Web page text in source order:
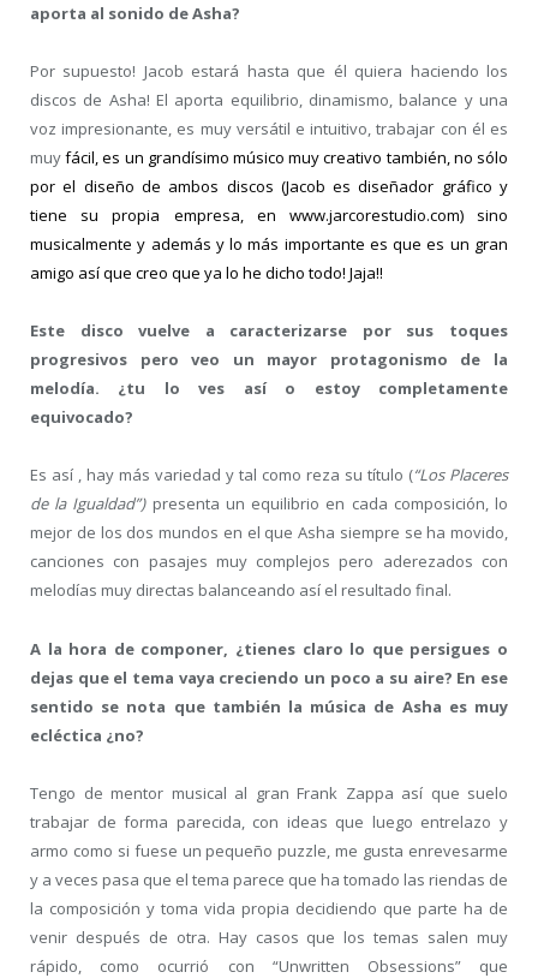
aporta al sonido de Asha?
Por supuesto! Jacob estará hasta que él quiera haciendo los
discos de Asha! El aporta equilibrio, dinamismo, balance y una
voz impresionante, es muy versátil e intuitivo, trabajar con él es
muyfácil, es un grandísimo músico muy creativo también, no sólo
por el diseño de ambos discos (Jacob es diseñador gráfico y
tiene su propia empresa, en www.jarcorestudio.com) sino
musicalmente y además y lo más importante es que es un gran
amigo así que creo que ya lo he dicho todo! Jaja!!
Este disco vuelve a caracterizarse por sus toques
progresivos pero veo un mayor protagonismo de la
melodía. ¿tu lo ves así o estoy completamente
equivocado?
Es así , hay más variedad y tal como reza su título (“Los Placeres
de la Igualdad”) presenta un equilibrio en cada composición, lo
mejor de los dos mundos en el que Asha siempre se ha movido,
canciones con pasajes muy complejos pero aderezados con
melodías muy directas balanceando así el resultado final.
A la hora de componer, ¿tienes claro lo que persigues o
dejas que el tema vaya creciendo un poco a su aire? En ese
sentido se nota que también la música de Asha es muy
ecléctica ¿no?
Tengo de mentor musical al gran Frank Zappa así que suelo
trabajar de forma parecida, con ideas que luego entrelazo y
armo como si fuese un pequeño puzzle, me gusta enrevesarme
y a veces pasa que el tema parece que ha tomado las riendas de
la composición y toma vida propia decidiendo que parte ha de
venir después de otra. Hay casos que los temas salen muy
rápido, como ocurrió con “Unwritten Obsessions” que